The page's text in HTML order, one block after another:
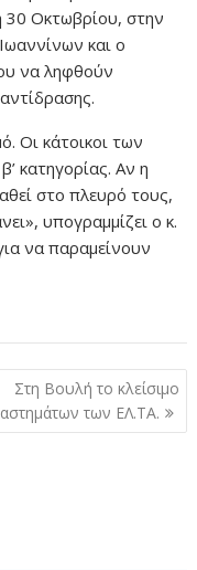
30 Οκτωβρίου, στην
και ο
να ληφθούν
Οι κάτοικοι των
κατηγορίας. Αν η
στο πλευρό τους,
υπογραμμίζει ο κ.
να παραμείνουν
Στη Βουλή το κλείσιμο
των ΕΛ.ΤΑ.